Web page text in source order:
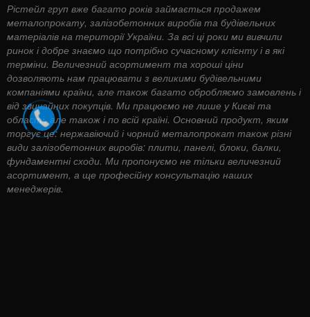
Рістейл груп вже багато років займається продажем
металопрокату, залізобетонних виробів та будівельних
матеріалів на території України. За всі ці роки ми вивчили
ринок і добре знаємо що потрібно сучасному клієнту і в які
терміни. Величезний асортимент та хороші ціни
дозволяють нам працювати з великими будівельними
компаніями країни, але також багато обробляємо замовлень і
від звичайних покупців. Ми працюємо не лише у Києві та
області, але також і по всій країні. Основний продукт, яким
торгує це: нержавіючий і чорний металопрокат також різні
види залізобетонних виробів: плити, панелі, блоки, балки,
фундаментні сходи. Ми пропонуємо не тільки величезний
асортимент, а ще професійну консультацію наших
менеджерів.